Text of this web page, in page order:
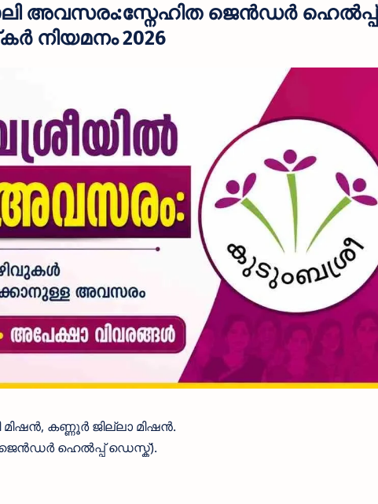
അവസരം:സ്നേഹിത ജെൻഡർ ഹെൽപ്പ്
നിയമനം 2026
കണ്ണൂർ ജില്ലാ മിഷൻ.
ഹെൽപ്പ് ഡെസ്ക്).